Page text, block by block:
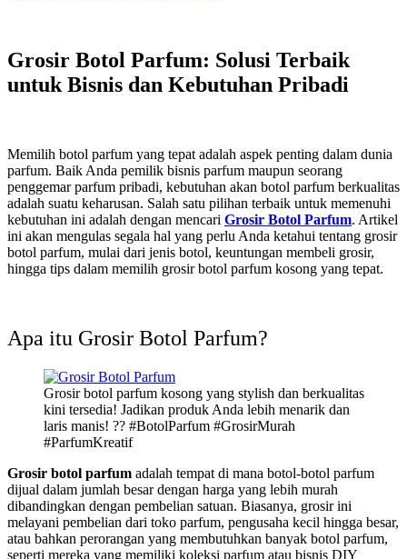
Grosir Botol Parfum: Solusi Terbaik
untuk Bisnis dan Kebutuhan Pribadi
Memilih botol parfum yang tepat adalah aspek penting dalam dunia
parfum. Baik Anda pemilik bisnis parfum maupun seorang
penggemar parfum pribadi, kebutuhan akan botol parfum berkualitas
adalah suatu keharusan. Salah satu pilihan terbaik untuk memenuhi
kebutuhan ini adalah dengan mencari Grosir Botol Parfum. Artikel
ini akan mengulas segala hal yang perlu Anda ketahui tentang grosir
botol parfum, mulai dari jenis botol, keuntungan membeli grosir,
hingga tips dalam memilih grosir botol parfum kosong yang tepat.
Apa itu Grosir Botol Parfum?
Grosir botol parfum kosong yang stylish dan berkualitas
kini tersedia! Jadikan produk Anda lebih menarik dan
laris manis! ?? #BotolParfum #GrosirMurah
#ParfumKreatif
Grosir botol parfum adalah tempat di mana botol-botol parfum
dijual dalam jumlah besar dengan harga yang lebih murah
dibandingkan dengan pembelian satuan. Biasanya, grosir ini
melayani pembelian dari toko parfum, pengusaha kecil hingga besar,
atau bahkan perorangan yang membutuhkan banyak botol parfum,
seperti mereka yang memiliki koleksi parfum atau bisnis DIY